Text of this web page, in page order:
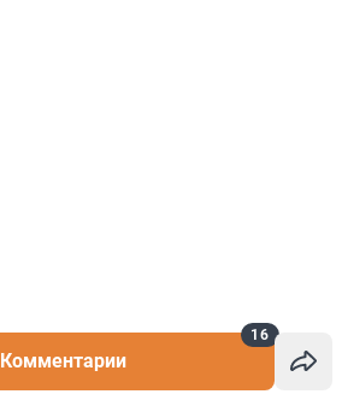
Комментарии
16